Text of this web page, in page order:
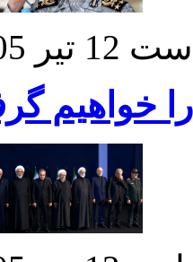
12 تیر 1405
خواهیم